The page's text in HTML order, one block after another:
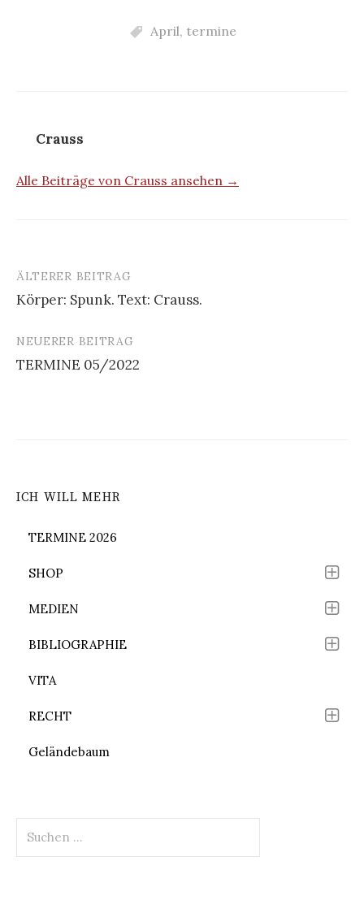
April, termine
Crauss
Alle Beiträge von Crauss ansehen →
Beitrags-
Navigation
ÄLTERER BEITRAG
Körper: Spunk. Text: Crauss.
NEUERER BEITRAG
TERMINE 05/2022
ICH WILL MEHR
TERMINE 2026
SHOP
MEDIEN
BIBLIOGRAPHIE
VITA
RECHT
Geländebaum
nach: